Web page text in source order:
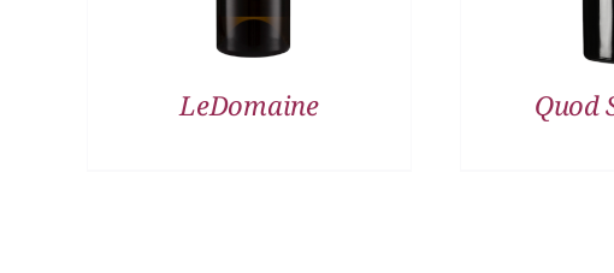
LeDomaine Quod